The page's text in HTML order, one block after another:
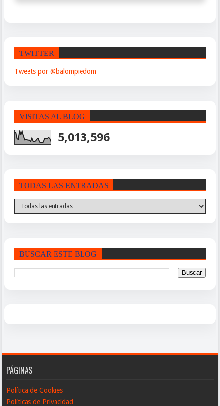
TWITTER
Tweets por @balompiedom
VISITAS AL BLOG
5,013,596
TODAS LAS ENTRADAS
BUSCAR ESTE BLOG
PÁGINAS
Política de Cookies
Políticas de Privacidad